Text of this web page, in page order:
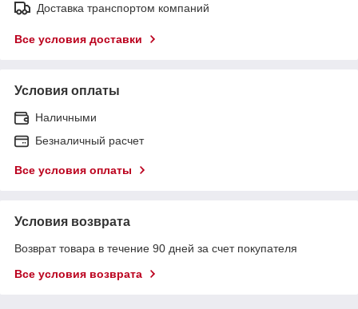
Доставка транспортом компаний
Все условия доставки
Условия оплаты
Наличными
Безналичный расчет
Все условия оплаты
Условия возврата
Возврат товара в течение 90 дней за счет покупателя
Все условия возврата